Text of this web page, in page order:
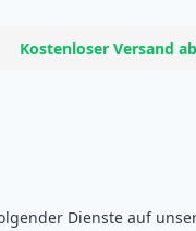
Kostenloser Versand
Dienste auf